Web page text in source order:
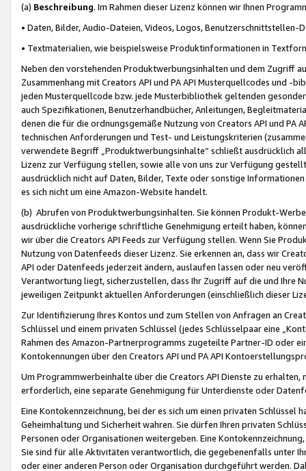
(a) Beschreibung. Im Rahmen dieser Lizenz können wir Ihnen
• Daten, Bilder, Audio-Dateien, Videos, Logos, Benutzerschnittstellen-
• Textmaterialien, wie beispielsweise Produktinformationen in
Neben den vorstehenden Produktwerbungsinhalten und dem Zugriff
Zusammenhang mit Creators API und PA API Musterquellcodes und
jeden Musterquellcode bzw. jede Musterbibliothek geltenden
auch Spezifikationen, Benutzerhandbücher, Anleitungen,
denen die für die ordnungsgemäße Nutzung von Creators API und PA
technischen Anforderungen und Test- und Leistungskriterien
verwendete Begriff „Produktwerbungsinhalte“ schließt ausdrücklich
Lizenz zur Verfügung stellen, sowie alle von uns zur Verfügung
ausdrücklich nicht auf Daten, Bilder, Texte oder sonstige
es sich nicht um eine Amazon-Website handelt.
(b) Abrufen von Produktwerbungsinhalten. Sie können Produkt-
ausdrückliche vorherige schriftliche Genehmigung erteilt haben,
wir über die Creators API Feeds zur Verfügung stellen. Wenn Sie
Nutzung von Datenfeeds dieser Lizenz. Sie erkennen an, dass wir
API oder Datenfeeds jederzeit ändern, auslaufen lassen oder neu
Verantwortung liegt, sicherzustellen, dass Ihr Zugriff auf die und Ihre
jeweiligen Zeitpunkt aktuellen Anforderungen (einschließlich dieser
Zur Identifizierung Ihres Kontos und zum Stellen von Anfragen an
Schlüssel und einem privaten Schlüssel (jedes Schlüsselpaar eine
Rahmen des Amazon-Partnerprogramms zugeteilte Partner-ID oder
Kontokennungen über den Creators API und PA API
Um Programmwerbeinhalte über die Creators API Dienste zu
erforderlich, eine separate Genehmigung für Unterdienste oder
Eine Kontokennzeichnung, bei der es sich um einen privaten
Geheimhaltung und Sicherheit wahren. Sie dürfen Ihren privaten
Personen oder Organisationen weitergeben. Eine
Sie sind für alle Aktivitäten verantwortlich, die gegebenenfalls unter
oder einer anderen Person oder Organisation durchgeführt werden.